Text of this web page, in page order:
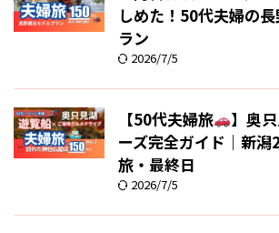
しめた！50代夫婦の
ラン
2026/7/5
【50代夫婦旅
】奥
ーズ完全ガイド｜新
旅・最終日
2026/7/5